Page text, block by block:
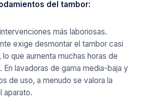
del tambor:
más laboriosas.
exige desmontar el tambor casi
que aumenta muchas horas de
En lavadoras de gama media-baja y
de uso, a menudo se valora la
aparato.